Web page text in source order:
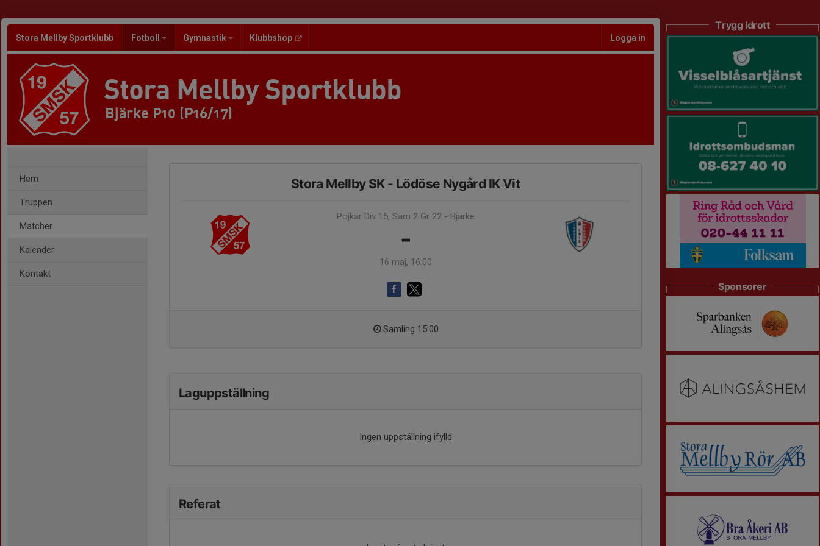
Stora Mellby Sportklubb Fotboll Gymnastik Klubbshop Logga in
Stora Mellby Sportklubb
Bjärke P10 (P16/17)
Hem
Truppen
Matcher
Kalender
Kontakt
Stora Mellby SK - Lödöse Nygård IK Vit
Pojkar Div 15, Sam 2 Gr 22 - Bjärke
-
16 maj, 16:00
Samling 15:00
Laguppställning
Ingen uppställning ifylld
Referat
Trygg Idrott
Sponsorer